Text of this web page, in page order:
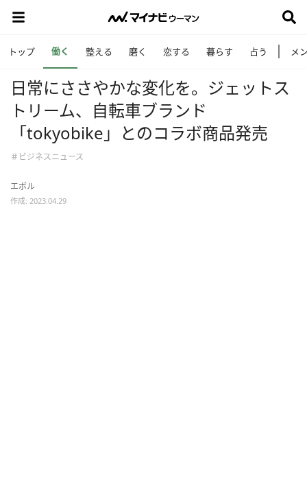
トップ 働く 整える 磨く 恋する 暮らす 占う メ
日常にささやかな変化を。ジェットス
トリーム、自転車ブランド
「tokyobike」とのコラボ商品発売
＃ビジネスニュース
エボル
作成: 2023.04.29